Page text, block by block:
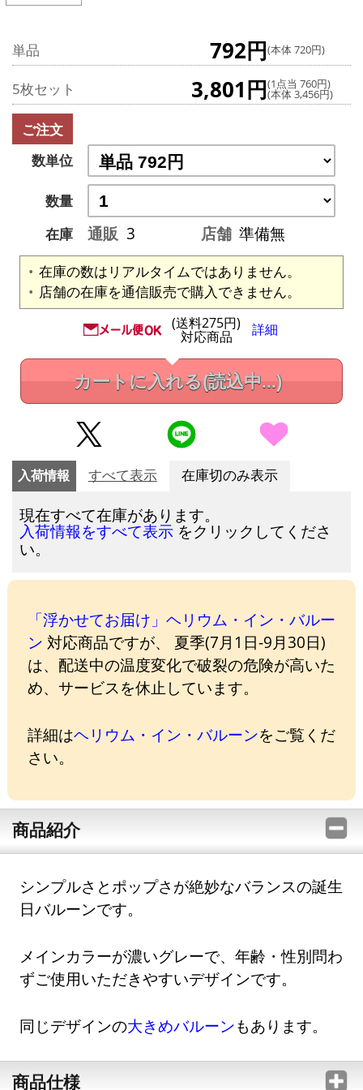
単品 792円(本体 720円)
5枚セット 3,801円(1点当 760円)
(本体 3,456円)
ご注文
数単位
数量
在庫
通販 3 店舗 準備無
在庫の数はリアルタイムではありません。
店舗の在庫を通信販売で購入できません。
(送料275円)
対応商品 詳細
カートに入れる(読込中...)
入荷情報 すべて表示 在庫切のみ表示
現在すべて在庫があります。
入荷情報をすべて表示 をクリックしてくださ
い。
「浮かせてお届け」ヘリウム・イン・バルー
ン 対応商品ですが、 夏季(7月1日-9月30日)
は、配送中の温度変化で破裂の危険が高いた
め、サービスを休止しています。
詳細はヘリウム・イン・バルーンをご覧くだ
さい。
商品紹介
シンプルさとポップさが絶妙なバランスの誕生
日バルーンです。
メインカラーが濃いグレーで、年齢・性別問わ
ずご使用いただきやすいデザインです。
同じデザインの大きめバルーンもあります。
商品仕様